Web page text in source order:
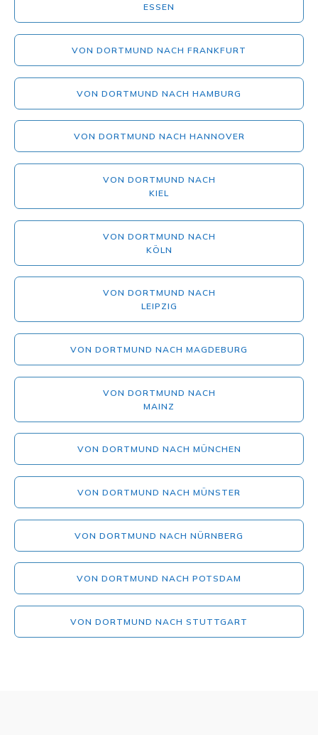
ESSEN
VON DORTMUND NACH FRANKFURT
VON DORTMUND NACH HAMBURG
VON DORTMUND NACH HANNOVER
VON DORTMUND NACH
KIEL
VON DORTMUND NACH
KÖLN
VON DORTMUND NACH
LEIPZIG
VON DORTMUND NACH MAGDEBURG
VON DORTMUND NACH
MAINZ
VON DORTMUND NACH MÜNCHEN
VON DORTMUND NACH MÜNSTER
VON DORTMUND NACH NÜRNBERG
VON DORTMUND NACH POTSDAM
VON DORTMUND NACH STUTTGART